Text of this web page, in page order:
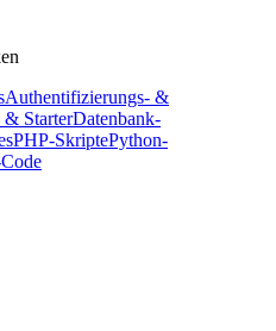
Authentifizierungs- &
& StarterDatenbank-
PHP-SkriptePython-